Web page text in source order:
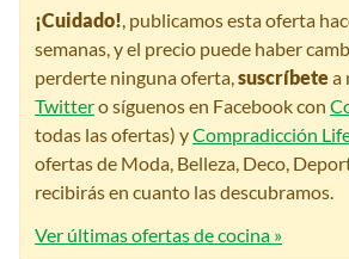
¡Cuidado!, publicamos esta oferta
semanas, y el precio puede haber
perderte ninguna oferta,suscríbetea
Twittero síguenos en Facebook con
todas las ofertas) yCompradicción
ofertas de Moda, Belleza, Deco,
recibirás en cuanto las descubramos.
Ver últimas ofertas de cocina »